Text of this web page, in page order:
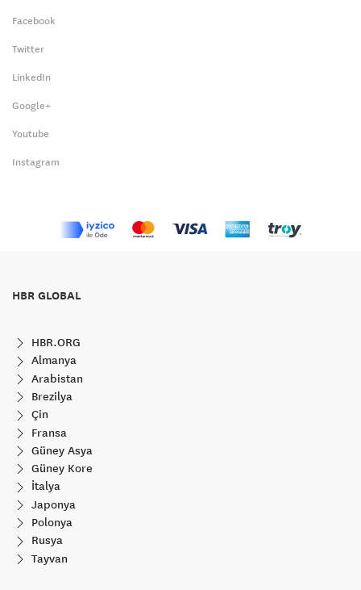
Facebook
Twitter
LinkedIn
Google+
Youtube
Instagram
HBR GLOBAL
HBR.ORG
Almanya
Arabistan
Brezilya
Çin
Fransa
Güney Asya
Güney Kore
İtalya
Japonya
Polonya
Rusya
Tayvan